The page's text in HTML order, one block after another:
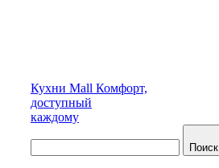
Кухни Mall Комфорт,
доступный
каждому
Поиск